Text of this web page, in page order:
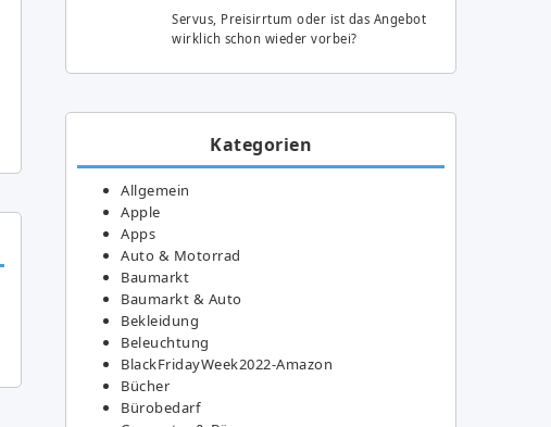
Servus, Preisirrtum oder ist das Angebot
wirklich schon wieder vorbei?
Kategorien
Allgemein
Apple
Apps
Auto & Motorrad
Baumarkt
Baumarkt & Auto
Bekleidung
Beleuchtung
BlackFridayWeek2022-Amazon
Bücher
Bürobedarf